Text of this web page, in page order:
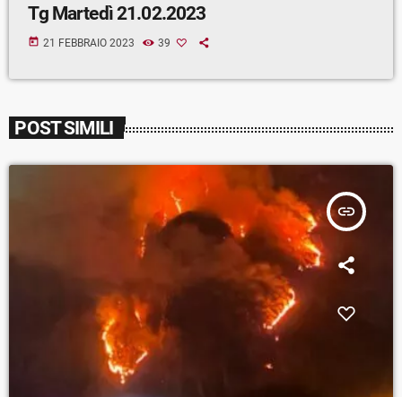
Tg Martedì 21.02.2023
today 21 FEBBRAIO 2023 39
POST SIMILI
insert_link